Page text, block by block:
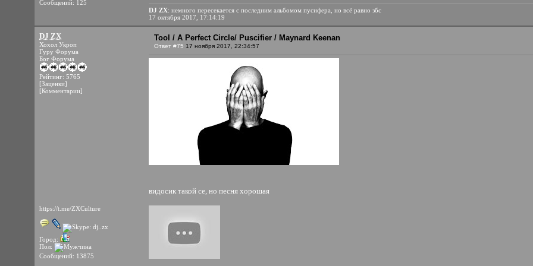
Сообщений: 125
DJ ZX: немного пересекается с последним альбомом пусифера, но всё равно збс
17 октября 2017, 17:14:19
DJ ZX
Хохол Укроп
Гуру Форума
Бог Форума
Рейтинг: 5765
[Заценки]
[Комментарии]
https://t.me/ZXCulture
Город:
Пол:
Сообщений: 13875
Tool / A Perfect Circle/ Puscifier / Maynard Keenan
Ответ #75 17 ноября 2017, 22:34:57
видосик такой се, но песня хорошая